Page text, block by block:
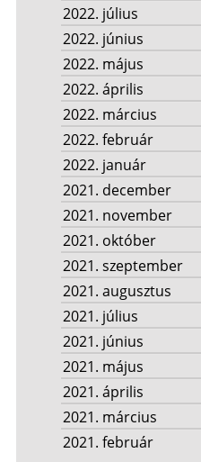
2022. július
2022. június
2022. május
2022. április
2022. március
2022. február
2022. január
2021. december
2021. november
2021. október
2021. szeptember
2021. augusztus
2021. július
2021. június
2021. május
2021. április
2021. március
2021. február